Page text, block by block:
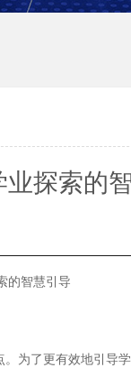
探索的
的智慧引导
为了更有效地引导